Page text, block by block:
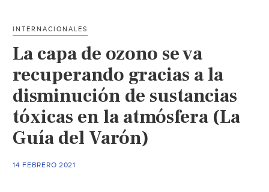
INTERNACIONALES
La capa de ozono se va
recuperando gracias a la
disminución de sustancias
tóxicas en la atmósfera (La
Guía del Varón)
14 FEBRERO 2021